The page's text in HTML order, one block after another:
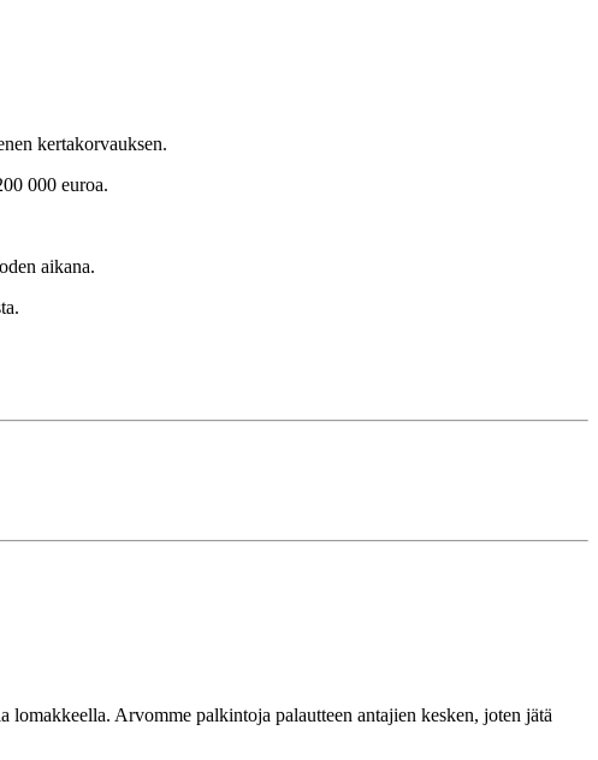
kertakorvauksen.
000 euroa.
aikana.
Arvomme palkintoja palautteen antajien kesken, joten jätä